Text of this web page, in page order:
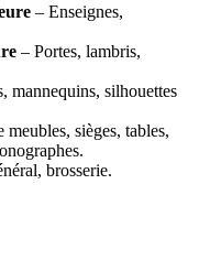
– Enseignes,
– Portes, lambris,
mannequins, silhouettes
meubles, sièges, tables,
brosserie.